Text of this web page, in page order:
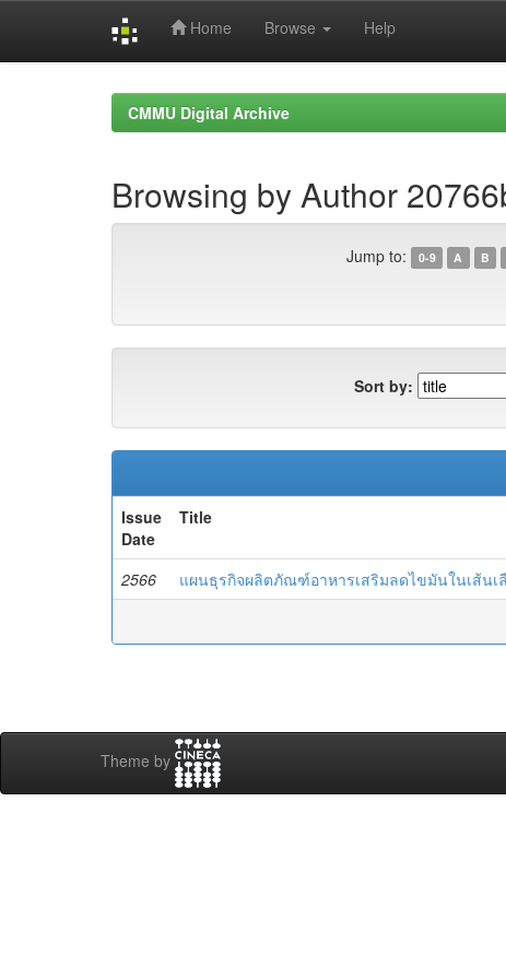
Home Browse Help
CMMU Digital Archive
Browsing by Author
Jump to: 0-9 A B
Sort by:
Issue
Date
Title
2566 แผนธุรกิจผลิตภัณฑ์อาหารเสริมลดไขมันในเส้นเ
Theme by